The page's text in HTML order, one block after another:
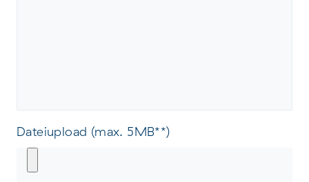
Dateiupload (max. 5MB**)